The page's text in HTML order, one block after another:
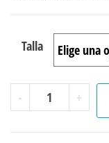
Talla
-
Pantaloneta
"Puntos"
+